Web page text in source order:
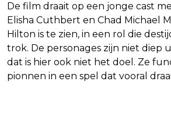
De film draait op een jonge cast
Elisha Cuthbert en Chad Michael
Hilton is te zien, in een rol die
trok. De personages zijn niet diep
dat is hier ook niet het doel. Ze
pionnen in een spel dat vooral